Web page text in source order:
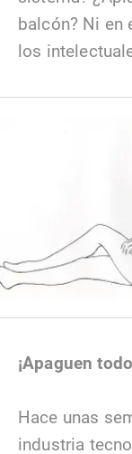
balcón? Ni en
los
¡Apaguen
Hace unas
industria